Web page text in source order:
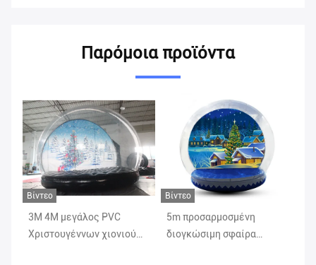
Παρόμοια προϊόντα
Βίντεο
3M 4M μεγάλος PVC
Χριστουγέννων χιονιού
Βίντεο
5m προσαρμοσμένη
διογκώσιμη σφαίρα